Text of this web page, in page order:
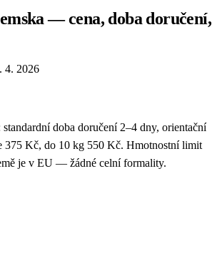
— cena, doba doručení,
4. 2026
doba doručení 2–4 dny, orientační
375 Kč, do 10 kg 550 Kč. Hmotnostní limit
je v EU — žádné celní formality.